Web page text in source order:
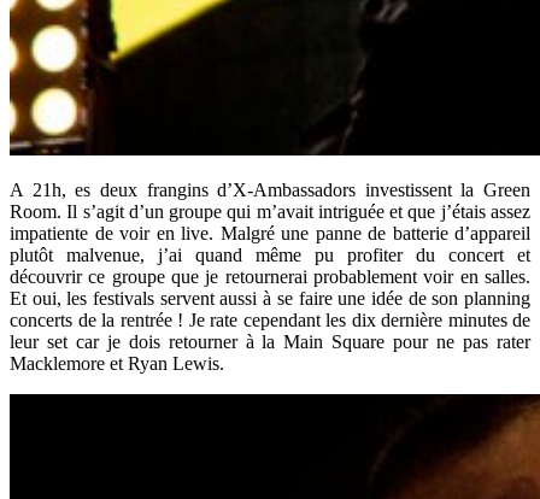
A 21h, es deux frangins d’X-Ambassadors investissent la Green
Room. Il s’agit d’un groupe qui m’avait intriguée et que j’étais assez
impatiente de voir en live. Malgré une panne de batterie d’appareil
plutôt malvenue, j’ai quand même pu profiter du concert et
découvrir ce groupe que je retournerai probablement voir en salles.
Et oui, les festivals servent aussi à se faire une idée de son planning
concerts de la rentrée ! Je rate cependant les dix dernière minutes de
leur set car je dois retourner à la Main Square pour ne pas rater
Macklemore et Ryan Lewis.